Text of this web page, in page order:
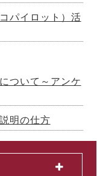
のお知らせ ～AI
型コンサルタン
提供
たな人流創出へ～
定締結のお知らせ
パイロット）活
ついて～アンケ
明の仕方